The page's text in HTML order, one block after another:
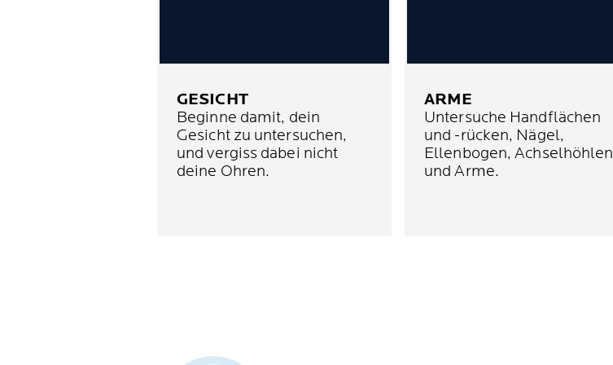
GESICHT
Beginne damit, dein
Gesicht zu untersuchen,
und vergiss dabei nicht
deine Ohren.
ARME
Untersuche Handflächen
und -rücken, Nägel,
Ellenbogen, Achselhöhlen
und Arme.